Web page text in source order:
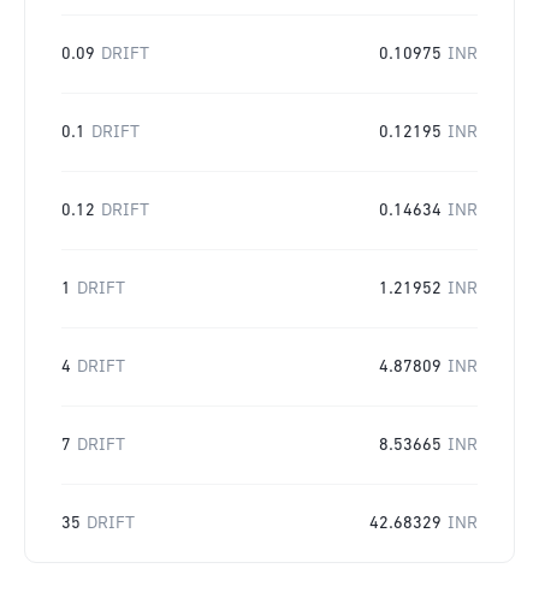
0.09 DRIFT 0.10975 INR
0.1 DRIFT 0.12195 INR
0.12 DRIFT 0.14634 INR
1 DRIFT 1.21952 INR
4 DRIFT 4.87809 INR
7 DRIFT 8.53665 INR
35 DRIFT 42.68329 INR